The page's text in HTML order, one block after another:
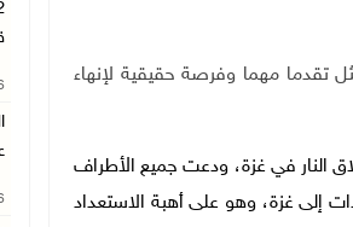
تقدما مهما وفرصة حقيقية لإنهاء
النار في غزة، ودعت جميع الأطراف
إلى غزة، وهو على أهبة الاستعداد